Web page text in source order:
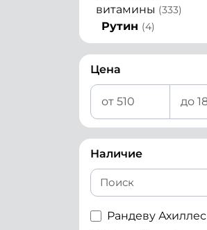
витамины (333)
Рутин (4)
Цена
Наличие
Рандеву Ахиллес